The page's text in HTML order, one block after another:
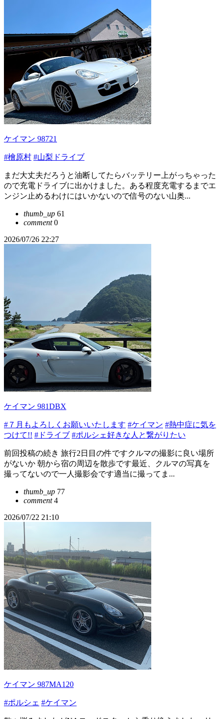
ケイマン 98721
#檜原村 #山梨ドライブ
まだ大丈夫だろうと油断してたらバッテリー上がっちゃった
ので充電ドライブに出かけました。ある程度充電するまでエ
ンジン止めるわけにはいかないので信号のない山奥...
thumb_up 61
comment0
2026/07/26 22:27
ケイマン 981DBX
#７月もよろしくお願いいたします #ケイマン #熱中症に気を
つけて!! #ドライブ #ポルシェ好きな人と繋がりたい
前回投稿の続き 旅行2日目の件ですクルマの撮影に良い場所
がないか 朝から宿の周辺を散歩です最近、クルマの写真を
撮ってないので一人撮影会です適当に撮ってま...
thumb_up 77
comment4
2026/07/22 21:10
ケイマン 987MA120
#ポルシェ #ケイマン